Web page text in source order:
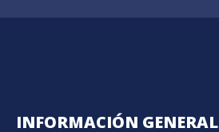
INFORMACIÓN GENERAL